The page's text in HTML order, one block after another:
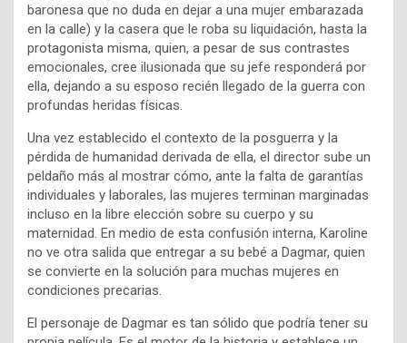
baronesa que no duda en dejar a una mujer embarazada
en la calle) y la casera que le roba su liquidación, hasta la
protagonista misma, quien, a pesar de sus contrastes
emocionales, cree ilusionada que su jefe responderá por
ella, dejando a su esposo recién llegado de la guerra con
profundas heridas físicas.
Una vez establecido el contexto de la posguerra y la
pérdida de humanidad derivada de ella, el director sube un
peldaño más al mostrar cómo, ante la falta de garantías
individuales y laborales, las mujeres terminan marginadas
incluso en la libre elección sobre su cuerpo y su
maternidad. En medio de esta confusión interna, Karoline
no ve otra salida que entregar a su bebé a Dagmar, quien
se convierte en la solución para muchas mujeres en
condiciones precarias.
El personaje de Dagmar es tan sólido que podría tener su